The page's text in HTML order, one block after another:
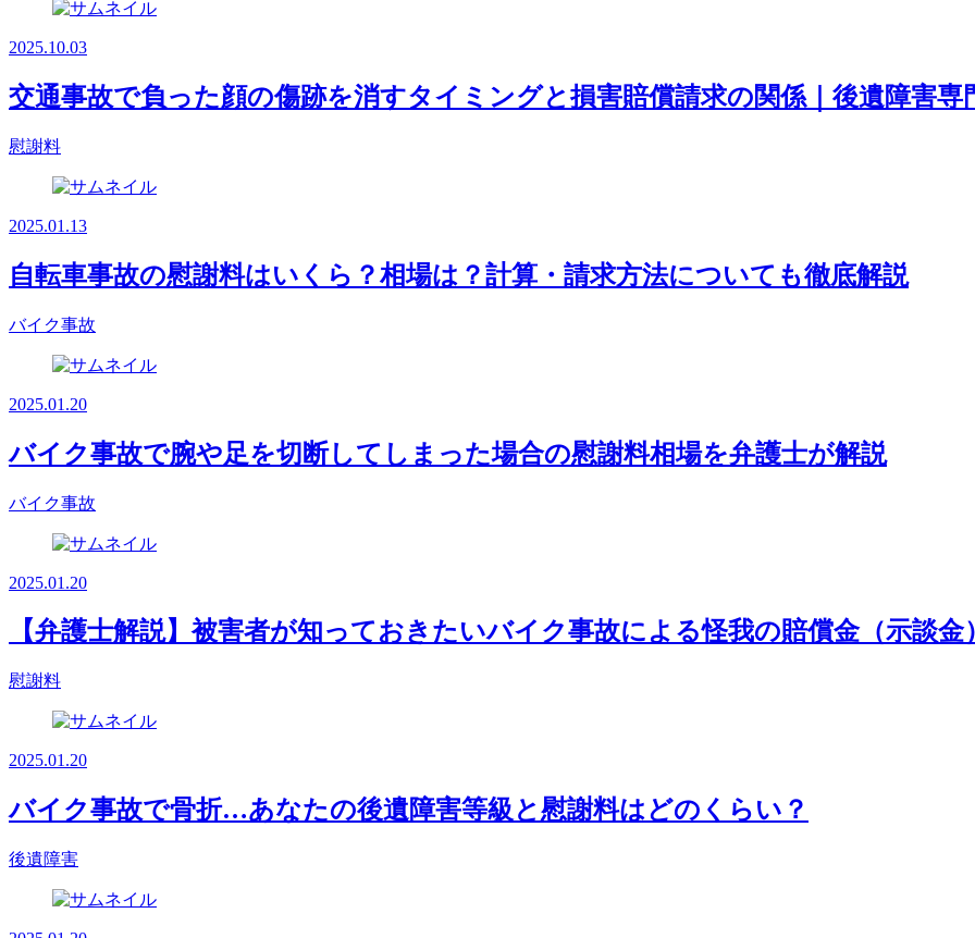
2025.10.03
交通事故で負った顔の傷跡を消すタイミングと損害賠償請求の関係｜後遺障害専
慰謝料
2025.01.13
自転車事故の慰謝料はいくら？相場は？計算・請求方法についても徹底解説
バイク事故
2025.01.20
バイク事故で腕や足を切断してしまった場合の慰謝料相場を弁護士が解説
バイク事故
2025.01.20
【弁護士解説】被害者が知っておきたいバイク事故による怪我の賠償金（示談金
慰謝料
2025.01.20
バイク事故で骨折…あなたの後遺障害等級と慰謝料はどのくらい？
後遺障害